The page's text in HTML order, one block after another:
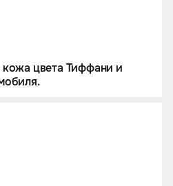
кожа цвета Тиффани и